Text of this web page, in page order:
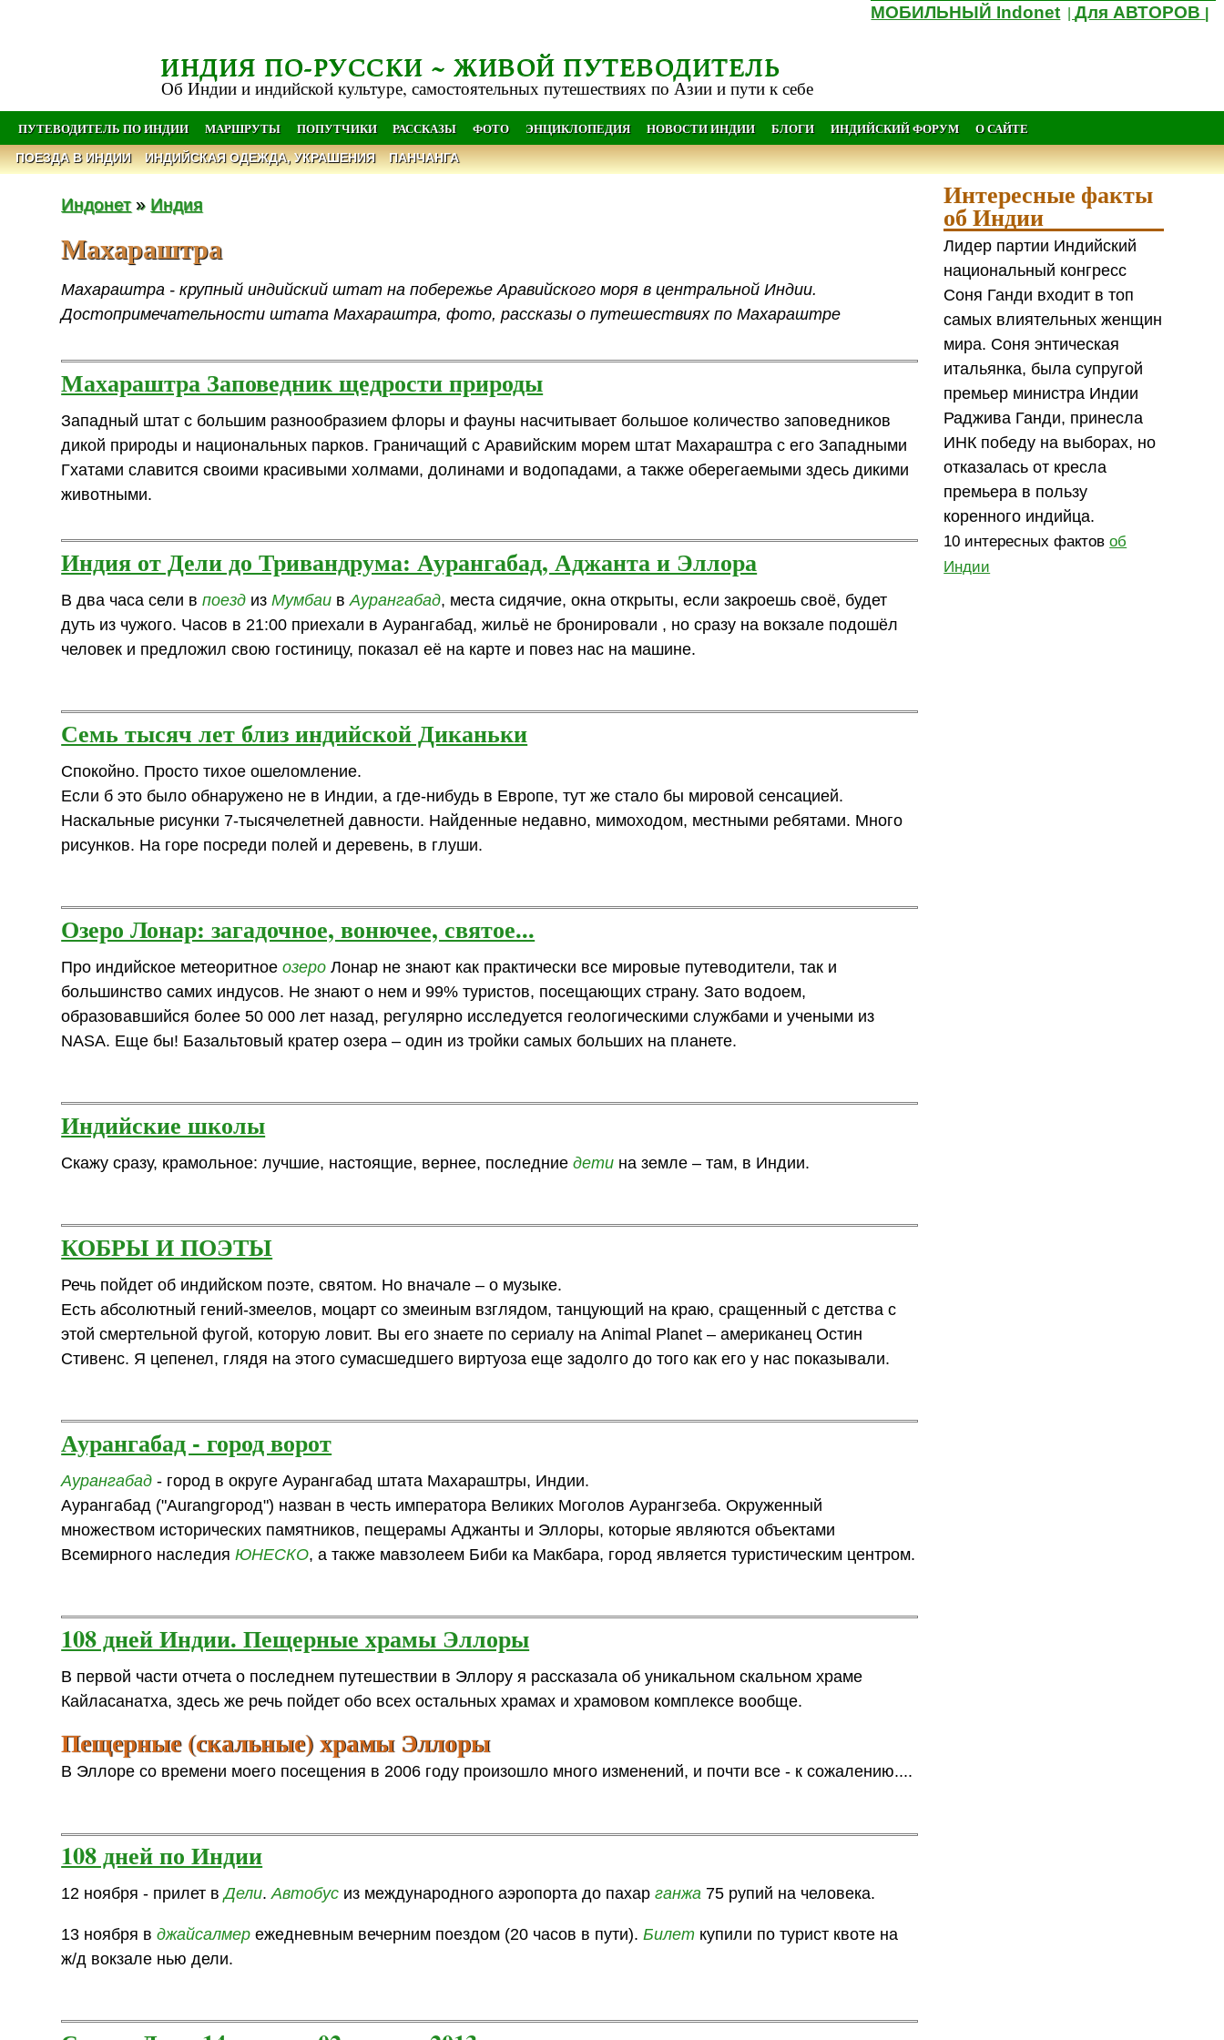
МОБИЛЬНЫЙ Indonet |Для АВТОРОВ
ИНДИЯ ПО-РУССКИ ~ ЖИВОЙ ПУТЕВОДИТЕЛЬ
Об Индии и индийской культуре, самостоятельных путешествиях по Азии и пути к себе
ПУТЕВОДИТЕЛЬ ПО ИНДИИ МАРШРУТЫ ПОПУТЧИКИ РАССКАЗЫ ФОТО ЭНЦИКЛОПЕДИЯ НОВОСТИ ИНДИИ БЛОГИ ИНДИЙСКИЙ ФОРУМ О САЙТЕ
ПОЕЗДА В ИНДИИ ИНДИЙСКАЯ ОДЕЖДА, УКРАШЕНИЯ ПАНЧАНГА
Индонет» Индия
Махараштра
Махараштра - крупный индийский штат на побережье Аравийского моря в центральной Индии.
Достопримечательности штата Махараштра, фото, рассказы о путешествиях по Махараштре
Махараштра Заповедник щедрости природы
Западный штат с большим разнообразием флоры и фауны насчитывает большое количество заповедников
дикой природы и национальных парков. Граничащий с Аравийским морем штат Махараштра с его Западными
Гхатами славится своими красивыми холмами, долинами и водопадами, а также оберегаемыми здесь дикими
животными.
Индия от Дели до Тривандрума: Аурангабад, Аджанта и Эллора
В два часа сели впоезд изМумбаи вАурангабад, места сидячие, окна открыты, если закроешь своё, будет
дуть из чужого. Часов в 21:00 приехали в Аурангабад, жильё не бронировали , но сразу на вокзале подошёл
человек и предложил свою гостиницу, показал её на карте и повез нас на машине.
Семь тысяч лет близ индийской Диканьки
Спокойно. Просто тихое ошеломление.
Если б это было обнаружено не в Индии, а где-нибудь в Европе, тут же стало бы мировой сенсацией.
Наскальные рисунки 7-тысячелетней давности. Найденные недавно, мимоходом, местными ребятами. Много
рисунков. На горе посреди полей и деревень, в глуши.
Озеро Лонар: загадочное, вонючее, святое...
Про индийское метеоритноеозеро Лонар не знают как практически все мировые путеводители, так и
большинство самих индусов. Не знают о нем и 99% туристов, посещающих страну. Зато водоем,
образовавшийся более 50 000 лет назад, регулярно исследуется геологическими службами и учеными из
NASA. Еще бы! Базальтовый кратер озера – один из тройки самых больших на планете.
Индийские школы
Скажу сразу, крамольное: лучшие, настоящие, вернее, последниедети на земле – там, в Индии.
КОБРЫ И ПОЭТЫ
Речь пойдет об индийском поэте, святом. Но вначале – о музыке.
Есть абсолютный гений-змеелов, моцарт со змеиным взглядом, танцующий на краю, сращенный с детства с
этой смертельной фугой, которую ловит. Вы его знаете по сериалу на Animal Planet – американец Остин
Стивенс. Я цепенел, глядя на этого сумасшедшего виртуоза еще задолго до того как его у нас показывали.
Аурангабад - город ворот
Аурангабад - город в округе Аурангабад штата Махараштры, Индии.
Аурангабад ("Aurangгород") назван в честь императора Великих Моголов Аурангзеба. Окруженный
множеством исторических памятников, пещерамы Аджанты и Эллоры, которые являются объектами
Всемирного наследияЮНЕСКО, а также мавзолеем Биби ка Макбара, город является туристическим центром.
108 дней Индии. Пещерные храмы Эллоры
В первой части отчета о последнем путешествии в Эллору я рассказала об уникальном скальном храме
Кайласанатха, здесь же речь пойдет обо всех остальных храмах и храмовом комплексе вообще.
Пещерные (скальные) храмы Эллоры
В Эллоре со времени моего посещения в 2006 году произошло много изменений, и почти все - к сожалению....
108 дней по Индии
12 ноября - прилет вДели.Автобус из международного аэропорта до пахарганжа 75 рупий на человека.
13 ноября вджайсалмер ежедневным вечерним поездом (20 часов в пути).Билет купили по турист квоте на
ж/д вокзале нью дели.
Интересные факты
об Индии
Лидер партии Индийский
национальный конгресс
Соня Ганди входит в топ
самых влиятельных женщин
мира. Соня энтическая
итальянка, была супругой
премьер министра Индии
Раджива Ганди, принесла
ИНК победу на выборах, но
отказалась от кресла
премьера в пользу
коренного индийца.
10 интересных фактовоб
Индии